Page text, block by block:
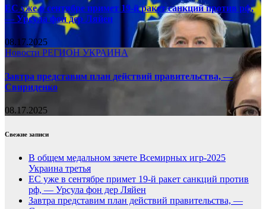
ЕС уже в сентябре примет 19-й ракет санкций против рф,
— Урсула фон дер Ляйен
08.17.2025
Новости РЕГИОН УКРАИНА
Завтра представим план действий правительства, —
Свириденко
08.17.2025
Свежие записи
В общем медальном зачете Всемирных игр-2025
Украина третья
ЕС уже в сентябре примет 19-й ракет санкций против
рф, — Урсула фон дер Ляйен
Завтра представим план действий правительства, —